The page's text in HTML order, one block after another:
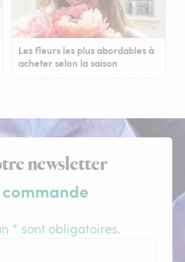
Les fleurs les plus abordables à
acheter selon la saison
newsletter
* sont obligatoires.